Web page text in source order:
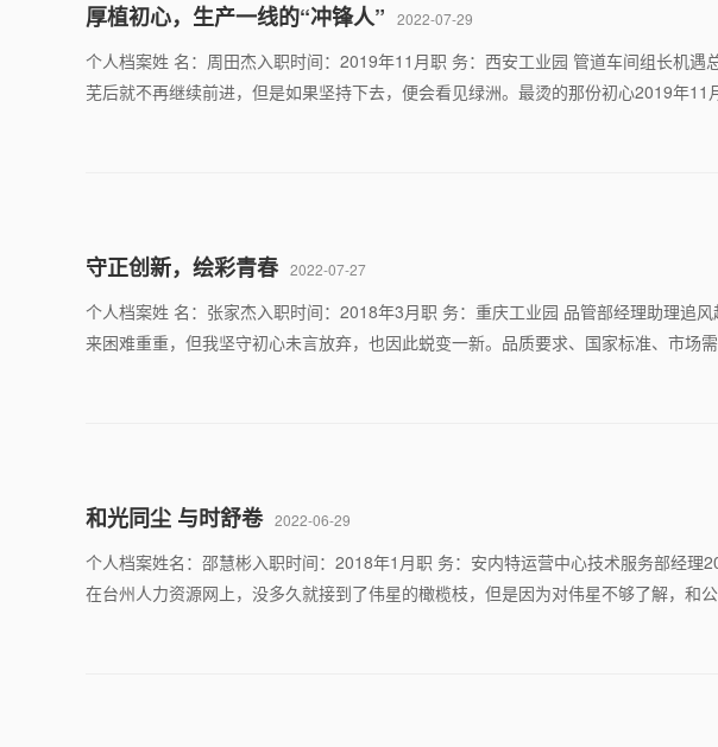
厚植初心，生产一线的“冲锋人” 2022-07-29
个人档案姓 名：周田杰入职时间：2019年11月职 务：西安工业园 管道车间组长机
芜后就不再继续前进，但是如果坚持下去，便会看见绿洲。最烫的那份初心2019年
守正创新，绘彩青春 2022-07-27
个人档案姓 名：张家杰入职时间：2018年3月职 务：重庆工业园 品管部经理助理追
来困难重重，但我坚守初心未言放弃，也因此蜕变一新。品质要求、国家标准、市场
和光同尘 与时舒卷 2022-06-29
个人档案姓名：邵慧彬入职时间：2018年1月职 务：安内特运营中心技术服务部经
在台州人力资源网上，没多久就接到了伟星的橄榄枝，但是因为对伟星不够了解，和